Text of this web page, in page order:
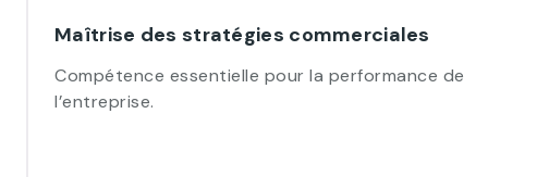
Maîtrise des stratégies commerciales
Compétence essentielle pour la performance de
l’entreprise.